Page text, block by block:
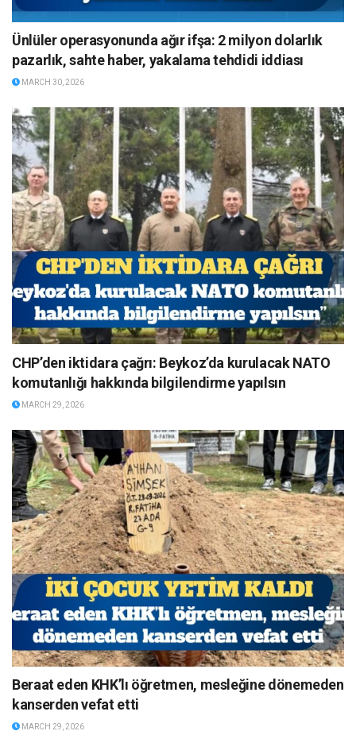
Ünlüler operasyonunda ağır ifşa: 2 milyon dolarlık
pazarlık, sahte haber, yakalama tehdidi iddiası
MARCH 30, 2026
CHP’den iktidara çağrı: Beykoz’da kurulacak NATO
komutanlığı hakkında bilgilendirme yapılsın
MARCH 29, 2026
Beraat eden KHK’lı öğretmen, mesleğine dönemeden
kanserden vefat etti
MARCH 29, 2026